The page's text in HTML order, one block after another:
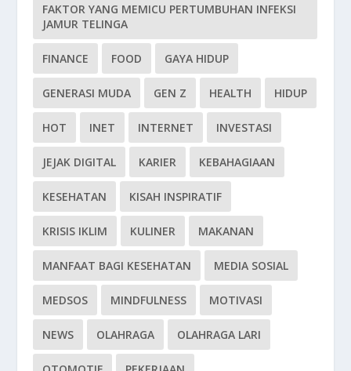
FAKTOR YANG MEMICU PERTUMBUHAN INFEKSI
JAMUR TELINGA
FINANCE FOOD GAYA HIDUP
GENERASI MUDA GEN Z HEALTH HIDUP
HOT INET INTERNET INVESTASI
JEJAK DIGITAL KARIER KEBAHAGIAAN
KESEHATAN KISAH INSPIRATIF
KRISIS IKLIM KULINER MAKANAN
MANFAAT BAGI KESEHATAN MEDIA SOSIAL
MEDSOS MINDFULNESS MOTIVASI
NEWS OLAHRAGA OLAHRAGA LARI